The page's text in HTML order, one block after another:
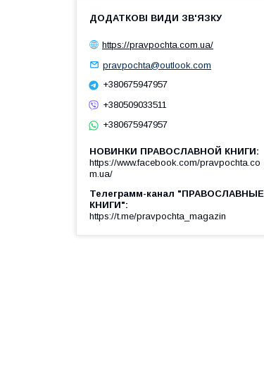
https://pravpochta.com.ua/
pravpochta@outlook.com
+380675947957
+380509033511
+380675947957
НОВИНКИ ПРАВОСЛАВНОЙ КНИГИ
https://www.facebook.com/pravpochta.co
m.ua/
Телеграмм-канал "ПРАВОСЛАВНЫЕ
КНИГИ"
https://t.me/pravpochta_magazin